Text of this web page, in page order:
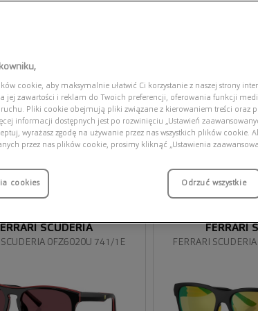
SCUDERIA 0FZ6020U 741/1E
SCUDERIA
Przymierz
wirtualnie
FERRARI
FERRARI
cookie, aby maksymalnie ułatwić Ci korzystanie z naszej strony
jej zawartości i reklam do Twoich preferencji, oferowania funkcji
Pliki cookie obejmują pliki związane z kierowaniem treści oraz
informacji dostępnych jest po rozwinięciu „Ustawień
wyrażasz zgodę na używanie przez nas wszystkich plików cookie.
przez nas plików cookie, prosimy kliknąć „Ustawienia
cookies Odrzuć wszystkie